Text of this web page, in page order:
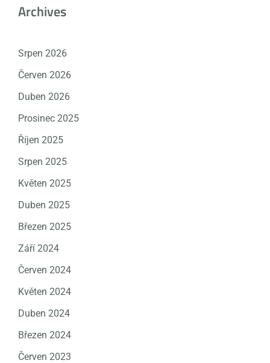
Archives
Srpen 2026
Červen 2026
Duben 2026
Prosinec 2025
Říjen 2025
Srpen 2025
Květen 2025
Duben 2025
Březen 2025
Září 2024
Červen 2024
Květen 2024
Duben 2024
Březen 2024
Červen 2023